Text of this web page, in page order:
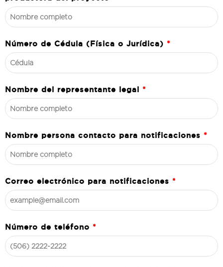
Número de Cédula (Física o Jurídica) *
Nombre del representante legal *
Nombre persona contacto para notificaciones *
Correo electrónico para notificaciones *
Número de teléfono *